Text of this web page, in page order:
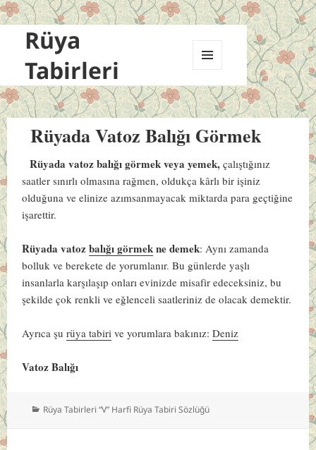
Rüya
Tabirleri
VE
BILEŞENLER
Rüyada Vatoz Balığı Görmek
Rüyada vatoz balığı görmek veya yemek, çalıştığınız
saatler sınırlı olmasına rağmen, oldukça kârlı bir işiniz
olduğuna ve elinize azımsanmayacak miktarda para geçtiğine
işarettir.
Rüyada vatozbalığı görmekne demek: Aynı zamanda
bolluk ve berekete de yorumlanır. Bu günlerde yaşlı
insanlarla karşılaşıp onları evinizde misafir edeceksiniz, bu
şekilde çok renkli ve eğlenceli saatleriniz de olacak demektir.
Ayrıca şurüya tabiri ve yorumlara bakınız:Deniz
Vatoz Balığı
Kategoriler
Rüya Tabirleri “V” Harfi Rüya Tabiri Sözlüğü